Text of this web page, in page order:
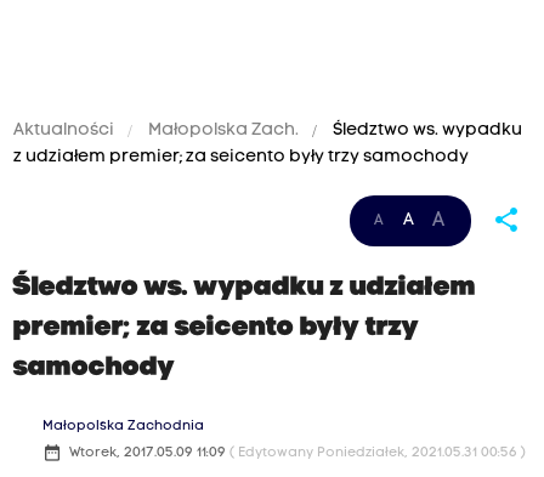
Aktualności Małopolska Zach.
Śledztwo ws. wypadku
z udziałem premier; za seicento były trzy samochody
A A A share
Śledztwo ws. wypadku z udziałem
premier; za seicento były trzy
samochody
Małopolska Zachodnia
date_range Wtorek, 2017.05.09 11:09 ( Edytowany Poniedziałek, 2021.05.31 00:56 )